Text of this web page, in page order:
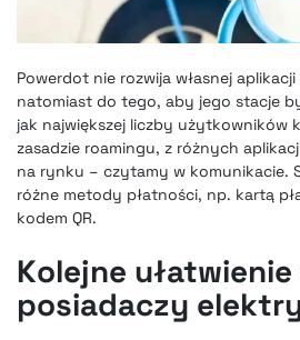
Powerdot nie rozwija własnej
natomiast do tego, aby jego stacje
jak największej liczby użytkowników
zasadzie roamingu, z różnych
na rynku – czytamy w komunikacie.
różne metody płatności, np. kartą
kodem QR.
Kolejne
posiadaczy